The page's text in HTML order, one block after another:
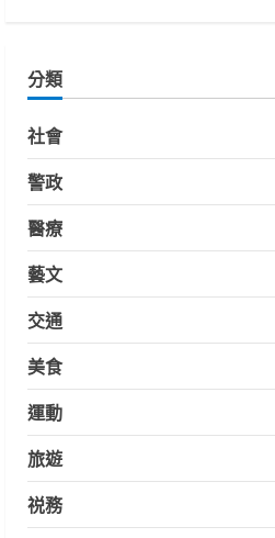
分類
社會
警政
醫療
藝文
交通
美食
運動
旅遊
祱務